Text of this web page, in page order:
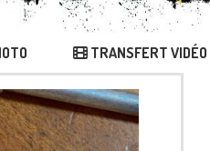
TRANSFERT VIDÉO